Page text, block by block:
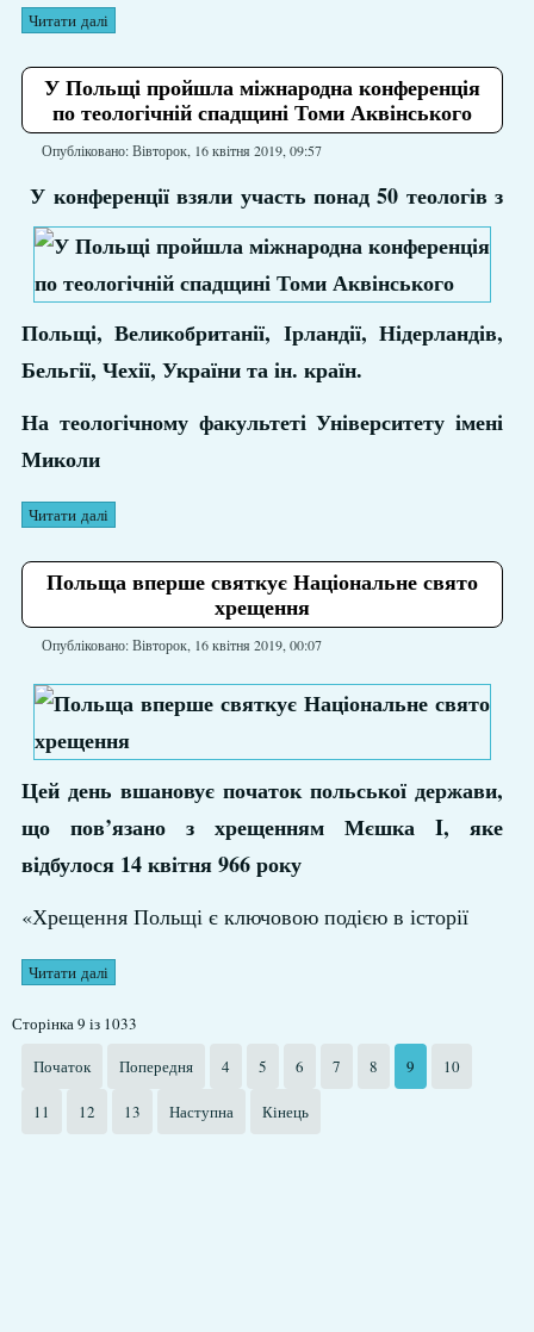
Читати далі
У Польщі пройшла міжнародна конференція
по теологічній спадщині Томи Аквінського
Опубліковано: Вівторок, 16 квітня 2019, 09:57
У конференції взяли участь понад 50 теологів з
Польщі, Великобританії, Ірландії, Нідерландів,
Бельгії, Чехії, України та ін. країн.
На теологічному факультеті Університету імені
Миколи
Читати далі
Польща вперше святкує Національне свято
хрещення
Опубліковано: Вівторок, 16 квітня 2019, 00:07
Цей день вшановує початок польської держави,
що пов’язано з хрещенням Мєшка I, яке
відбулося 14 квітня 966 року
«Хрещення Польщі є ключовою подією в історії
Читати далі
Сторінка 9 із 1033
Початок
Попередня 4 5 6 7 8 9 10
11 12 13 Наступна Кінець